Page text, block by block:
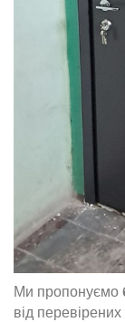
Ми пропонуємо
від